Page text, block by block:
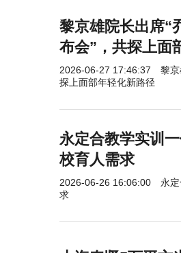
黎京雄院长出席“
布会”，共探上面
2026-06-27 17:46:37
黎
探上面部年轻化新路径
永定合教学实训
校育人需求
2026-06-26 16:06:00
永
求